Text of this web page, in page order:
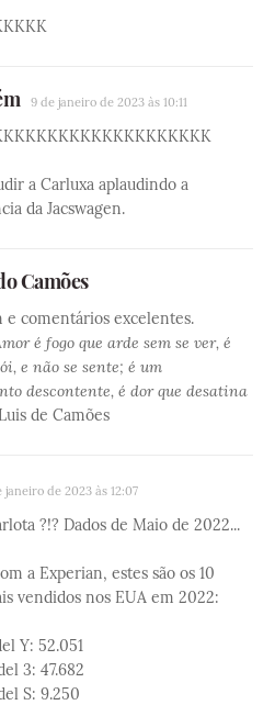
9 de janeiro de 2023 às 10:11
a Carluxa aplaudindo a
da Jacswagen.
Camões
e comentários excelentes.
é fogo que arde sem se ver, é
e não se sente; é um
descontente, é dor que desatina
de Camões
janeiro de 2023 às 12:07
?!? Dados de Maio de 2022...
a Experian, estes são os 10
vendidos nos EUA em 2022:
Y: 52.051
3: 47.682
S: 9.250